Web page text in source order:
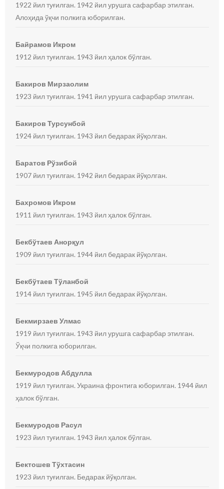
1922 йил туғилган. 1942 йил урушга сафарбар этилган.
Алоҳида ўқчи полкига юборилган.
Байрамов Икром
1912 йил туғилган. 1943 йил ҳалок бўлган.
Бакиров Мирзаолим
1923 йил туғилган. 1941 йил урушга сафарбар этилган.
Бакиров Турсунбой
1924 йил туғилган. 1943 йил бедарак йўқолган.
Баратов Рўзибой
1907 йил туғилган. 1942 йил бедарак йўқолган.
Бахромов Икром
1911 йил туғилган. 1943 йил ҳалок бўлган.
Бекбўтаев Анорқул
1909 йил туғилган. 1944 йил бедарак йўқолган.
Бекбўтаев Тўланбой
1914 йил туғилган. 1945 йил бедарак йўқолган.
Бекмирзаев Улмас
1919 йил туғилган. 1943 йил урушга сафарбар этилган.
Ўқчи полкига юборилган.
Бекмуродов Абдулла
1919 йил туғилган. Украина фронтига юборилган. 1944 йил
ҳалок бўлган.
Бекмуродов Расул
1923 йил туғилган. 1943 йил ҳалок бўлган.
Бектошев Тўхтасин
1923 йил туғилган. Бедарак йўқолган.